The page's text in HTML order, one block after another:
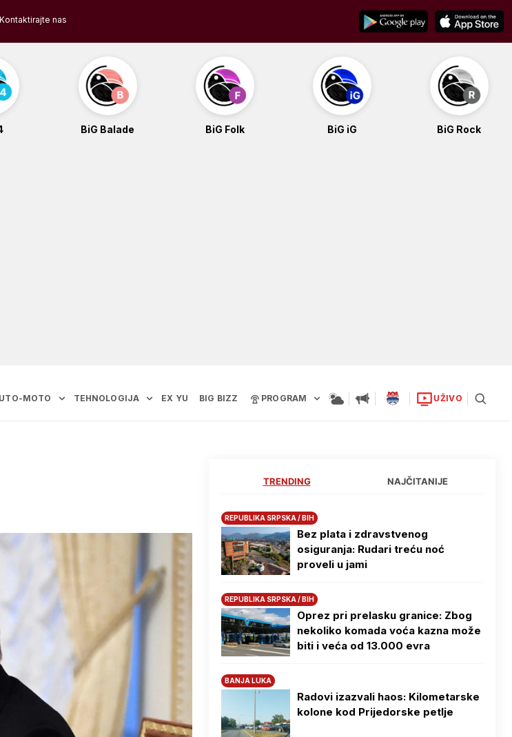
Kontaktirajte nas
BiG Balade BiG Folk BiG iG BiG Rock
MOTO TEHNOLOGIJA EX YU BIG BIZZ PROGRAM UŽIVO
TRENDING NAJČITANIJE
REPUBLIKA SRPSKA / BIH
Bez plata i zdravstvenog
osiguranja: Rudari treću noć
proveli u jami
REPUBLIKA SRPSKA / BIH
Oprez pri prelasku granice: Zbog
nekoliko komada voća kazna može
biti i veća od 13.000 evra
BANJA LUKA
Radovi izazvali haos: Kilometarske
kolone kod Prijedorske petlje